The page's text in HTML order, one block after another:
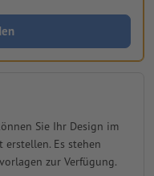
Sie Ihr Design im
erstellen. Es stehen
zur Verfügung.